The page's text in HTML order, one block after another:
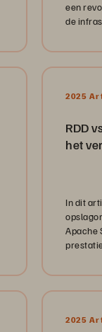
een
de
2025
RDD
het
In dit
Apache
2025